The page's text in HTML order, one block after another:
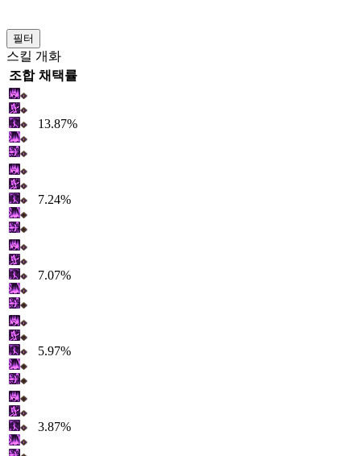
필터
스킬 개화
조합 채택률
13.87%
7.24%
7.07%
5.97%
3.87%